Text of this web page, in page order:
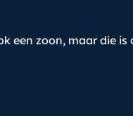
een zoon, maar die is